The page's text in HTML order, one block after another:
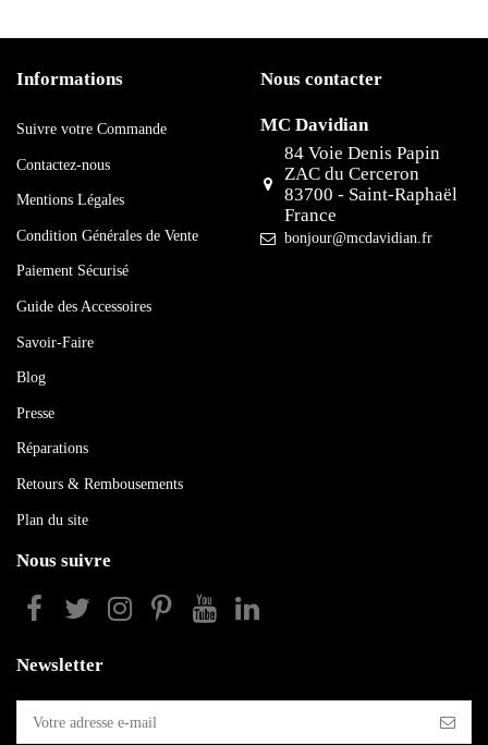
Informations
Suivre votre Commande
Contactez-nous
Mentions Légales
Condition Générales de Vente
Paiement Sécurisé
Guide des Accessoires
Savoir-Faire
Blog
Presse
Réparations
Retours & Rembousements
Plan du site
Nous contacter
MC Davidian
84 Voie Denis Papin
ZAC du Cerceron
83700 - Saint-Raphaël
France
bonjour@mcdavidian.fr
Nous suivre
Newsletter